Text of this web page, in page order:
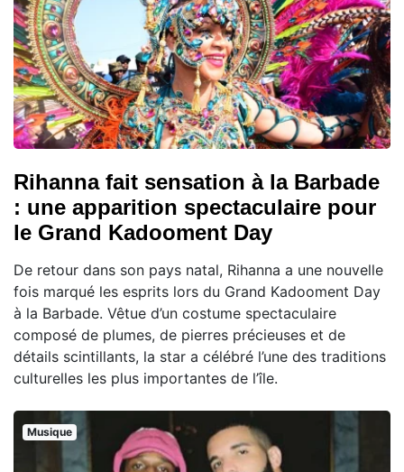
Rihanna fait sensation à la Barbade
: une apparition spectaculaire pour
le Grand Kadooment Day
De retour dans son pays natal, Rihanna a une nouvelle
fois marqué les esprits lors du Grand Kadooment Day
à la Barbade. Vêtue d’un costume spectaculaire
composé de plumes, de pierres précieuses et de
détails scintillants, la star a célébré l’une des traditions
culturelles les plus importantes de l’île.
Musique